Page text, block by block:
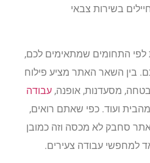
בשירות צבאי
התחומים שמתאימים לכם,
בין השאר האתר מציע פילוח
מסעדנות, אופנה,עבודה
ועוד. כפי שאתם רואים,
סחבק לא מכסה וזה כמובן
למחפשי עבודה צעירים.